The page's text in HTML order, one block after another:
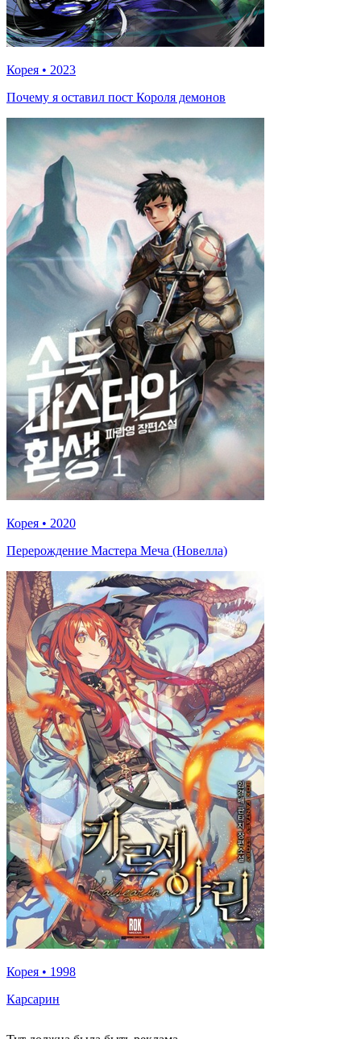
Корея • 2023
Почему я оставил пост Короля демонов
Корея • 2020
Перерождение Мастера Меча (Новелла)
Корея • 1998
Карсарин